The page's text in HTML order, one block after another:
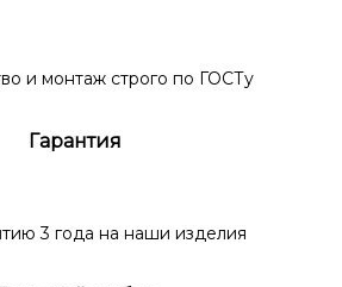
и монтаж строго по ГОСТу
Гарантия
3 года на наши изделия